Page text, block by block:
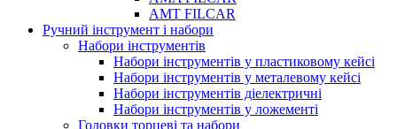
AMT FILCAR
Ручний інструмент і набори
Набори інструментів
Набори інструментів у пластиковому кейсі
Набори інструментів у металевому кейсі
Набори інструментів діелектричні
Набори інструментів у ложементі
Головки торцеві та набори